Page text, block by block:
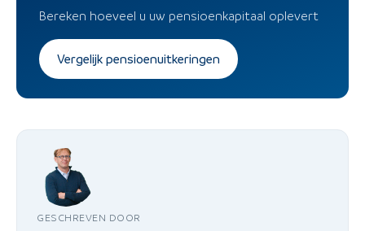
Bereken hoeveel u uw pensioenkapitaal oplevert
Vergelijk pensioenuitkeringen
GESCHREVEN DOOR